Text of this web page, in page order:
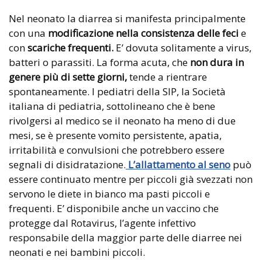
Nel neonato la diarrea si manifesta principalmente
con una modificazione nella consistenza delle feci e
conscariche frequenti. E’ dovuta solitamente a virus,
batteri o parassiti. La forma acuta, che non dura in
genere più di sette giorni,tende a rientrare
spontaneamente. I pediatri della SIP, la Società
italiana di pediatria, sottolineano che è bene
rivolgersi al medico se il neonato ha meno di due
mesi, se è presente vomito persistente, apatia,
irritabilità e convulsioni che potrebbero essere
segnali di disidratazione. L’allattamento al seno può
essere continuato mentre per piccoli già svezzati non
servono le diete in bianco ma pasti piccoli e
frequenti. E’ disponibile anche un vaccino che
protegge dal Rotavirus, l’agente infettivo
responsabile della maggior parte delle diarree nei
neonati e nei bambini piccoli.